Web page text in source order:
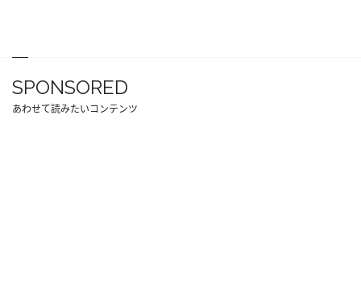
SPONSORED
あわせて読みたいコンテンツ